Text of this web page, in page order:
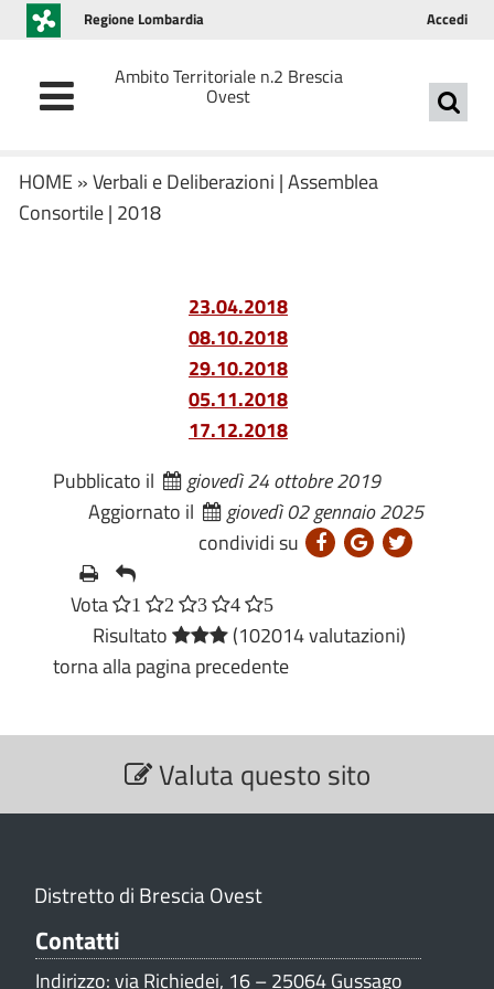
Regione Lombardia Accedi
Ambito Territoriale n.2 Brescia
Ovest
HOME »Verbali e Deliberazioni |Assemblea
Consortile| 2018
23.04.2018
08.10.2018
29.10.2018
05.11.2018
17.12.2018
Pubblicato il
giovedì 24 ottobre 2019
Aggiornato il
giovedì 02 gennaio 2025
condividi su
Vota 1 2 3 4 5
Risultato
(102014 valutazioni)
torna alla pagina precedente
S
Valuta questo sito
Distretto di Brescia Ovest
Contatti
Indirizzo: via Richiedei, 16 – 25064 Gussago